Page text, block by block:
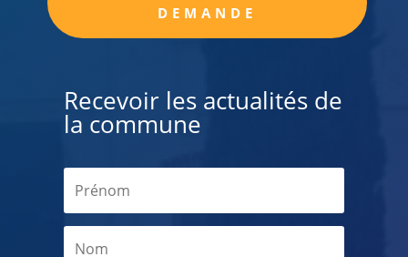
DEMANDE
Recevoir les actualités de
la commune